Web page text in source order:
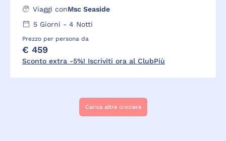
Viaggi conMsc Seaside
5Giorni - 4 Notti
Prezzo per persona da
€ 459
Sconto extra -5%! Iscriviti ora al ClubPiù
Carica altre crociere